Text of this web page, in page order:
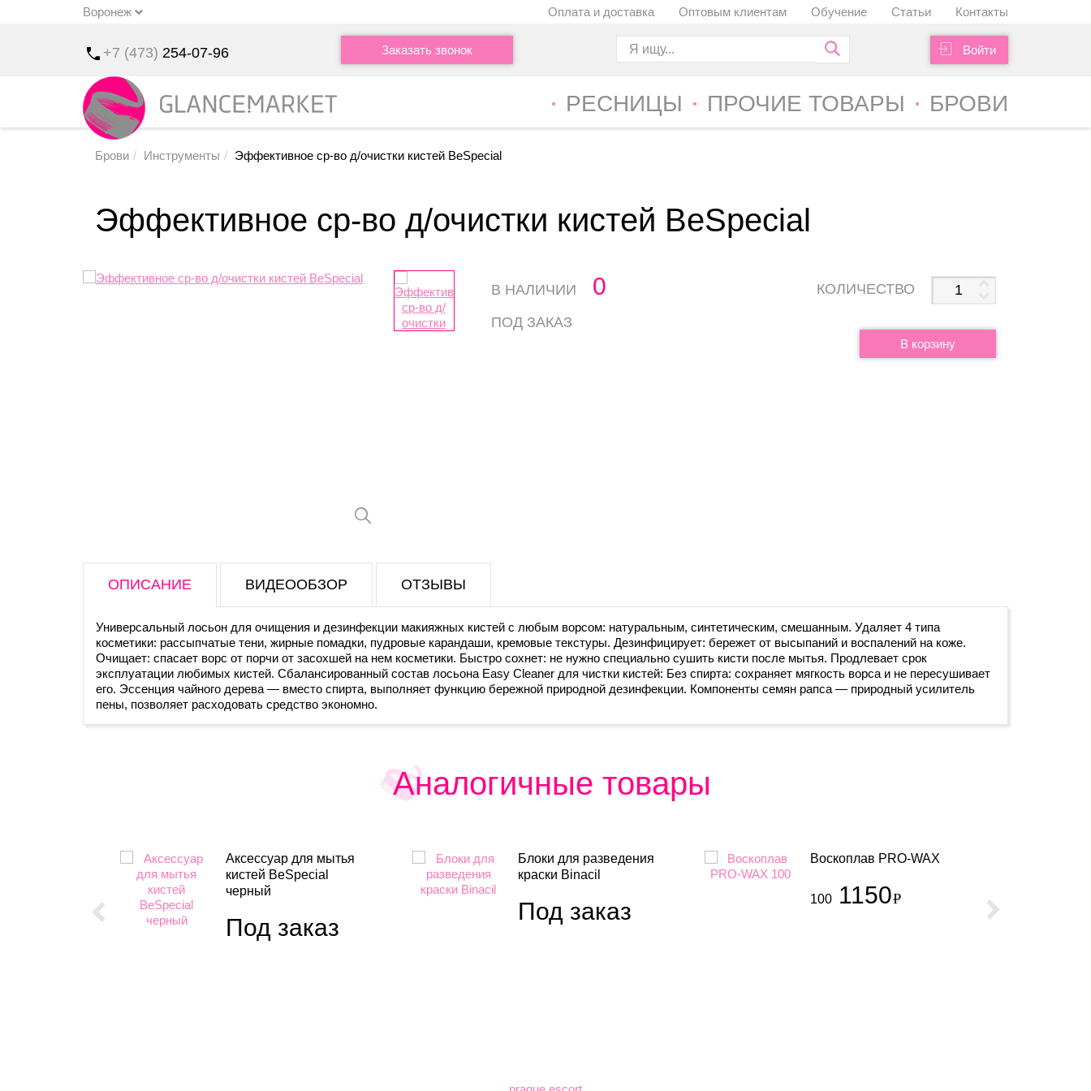
Воронеж u Оплата и доставка Оптовым клиентам Обучение Статьи Контакты
+7 (473) 254-07-96 Заказать звонок Войти
РЕСНИЦЫ ПРОЧИЕ ТОВАРЫ БРОВИ
Брови Инструменты Эффективное ср-во д/очистки кистей BeSpecial
Эффективное ср-во д/очистки кистей BeSpecial
В НАЛИЧИИ 0 КОЛИЧЕСТВО
ПОД ЗАКАЗ
В корзину
ОПИСАНИЕ ВИДЕООБЗОР ОТЗЫВЫ
Универсальный лосьон для очищения и дезинфекции макияжных кистей с любым ворсом: натуральным, синтетическим, смешанным. Удаляет 4 типа
косметики: рассыпчатые тени, жирные помадки, пудровые карандаши, кремовые текстуры. Дезинфицирует: бережет от высыпаний и воспалений на коже.
Очищает: спасает ворс от порчи от засохшей на нем косметики. Быстро сохнет: не нужно специально сушить кисти после мытья. Продлевает срок
эксплуатации любимых кистей. Сбалансированный состав лосьона Easy Cleaner для чистки кистей: Без спирта: сохраняет мягкость ворса и не пересушивает
его. Эссенция чайного дерева — вместо спирта, выполняет функцию бережной природной дезинфекции. Компоненты семян рапса — природный усилитель
пены, позволяет расходовать средство экономно.
Аналогичные товары
Аксессуар для мытья
кистей BeSpecial
черный
Под заказ
Блоки для разведения
краски Binacil
Под заказ
Воскоплав PRO-WAX
100 1150